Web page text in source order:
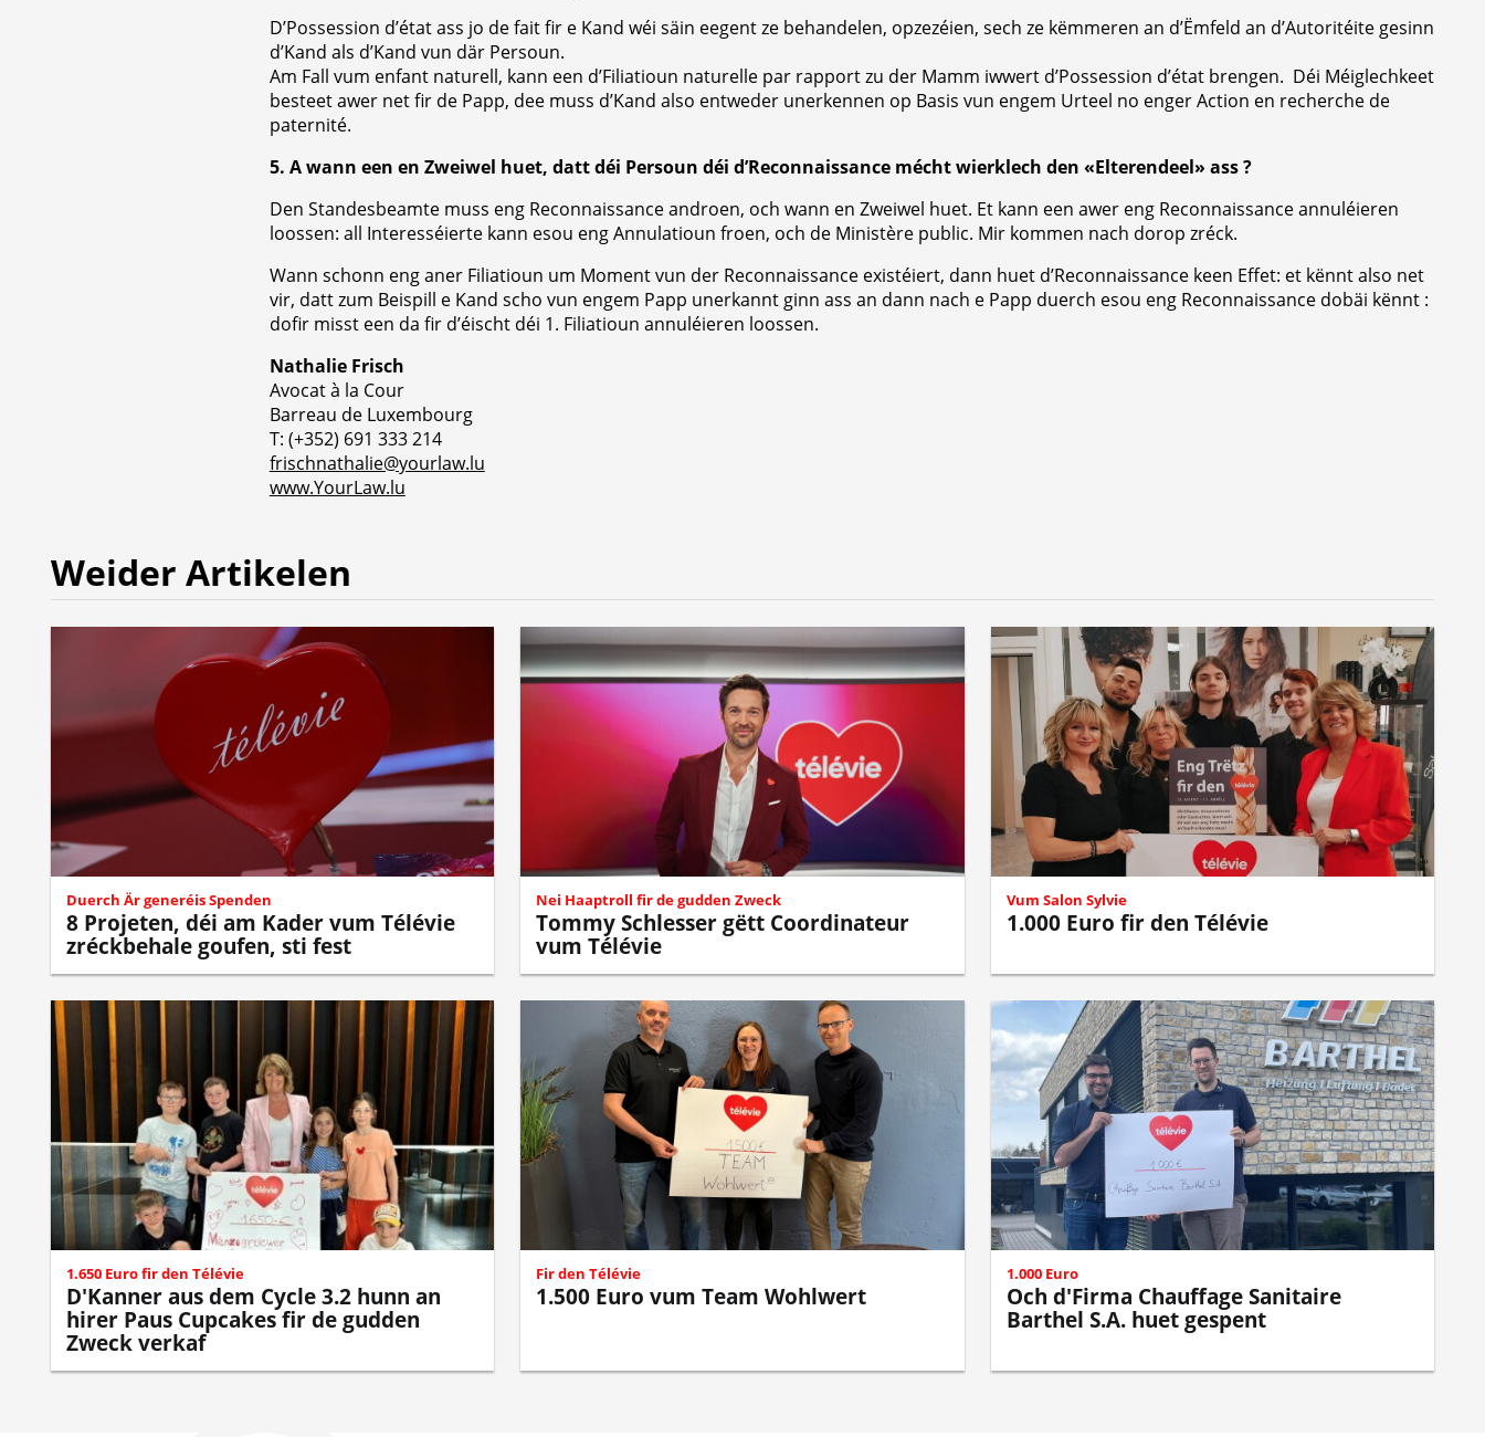
D’Possession d’état ass jo de fait fir e Kand wéi säin eegent ze behandelen, opzezéien, sech ze këmmeren an d’Ëmfeld an d’Autoritéite gesinn
d’Kand als d’Kand vun där Persoun.
Am Fall vum enfant naturell, kann een d’Filiatioun naturelle par rapport zu der Mamm iwwert d’Possession d’état brengen. Déi Méiglechkeet
besteet awer net fir de Papp, dee muss d’Kand also entweder unerkennen op Basis vun engem Urteel no enger Action en recherche de
paternité.
5. A wann een en Zweiwel huet, datt déi Persoun déi d’Reconnaissance mécht wierklech den «Elterendeel» ass ?
Den Standesbeamte muss eng Reconnaissance androen, och wann en Zweiwel huet. Et kann een awer eng Reconnaissance annuléieren
loossen: all Interesséierte kann esou eng Annulatioun froen, och de Ministère public. Mir kommen nach dorop zréck.
Wann schonn eng aner Filiatioun um Moment vun der Reconnaissance existéiert, dann huet d’Reconnaissance keen Effet: et kënnt also net
vir, datt zum Beispill e Kand scho vun engem Papp unerkannt ginn ass an dann nach e Papp duerch esou eng Reconnaissance dobäi kënnt :
dofir misst een da fir d’éischt déi 1. Filiatioun annuléieren loossen.
Nathalie Frisch
Avocat à la Cour
Barreau de Luxembourg
T: (+352) 691 333 214
frischnathalie@yourlaw.lu
www.YourLaw.lu
Weider Artikelen
Duerch Är generéis Spenden
8 Projeten, déi am Kader vum Télévie
zréckbehale goufen, sti fest
Nei Haaptroll fir de gudden Zweck
Tommy Schlesser gëtt Coordinateur
vum Télévie
Vum Salon Sylvie
1.000 Euro fir den Télévie
1.650 Euro fir den Télévie
D'Kanner aus dem Cycle 3.2 hunn an
hirer Paus Cupcakes fir de gudden
Zweck verkaf
Fir den Télévie
1.500 Euro vum Team Wohlwert
1.000 Euro
Och d'Firma Chauffage Sanitaire
Barthel S.A. huet gespent